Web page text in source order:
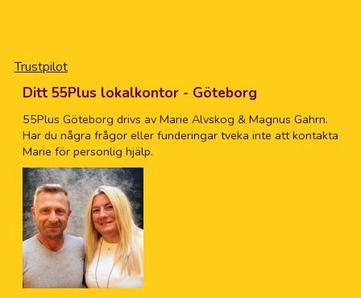
Trustpilot
Ditt 55Plus lokalkontor - Göteborg
55Plus Göteborg drivs av Marie Alvskog & Magnus Gahrn.
Har du några frågor eller funderingar tveka inte att kontakta
Marie för personlig hjälp.